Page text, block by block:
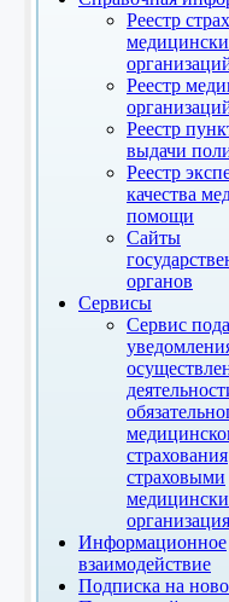
Реестр
Реестр
Реестр
выдачи
Реестр
качества
помощи
Сайты
органов
Сервисы
Сервис
страхования
страховыми
Информационное
взаимодействие
Подписка на